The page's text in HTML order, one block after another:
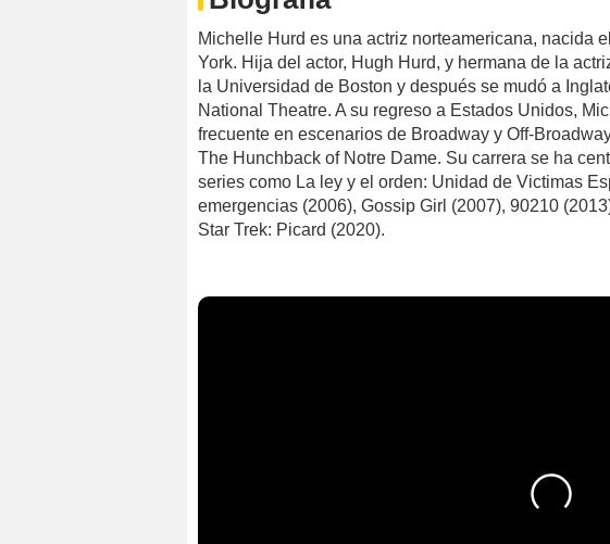
Michelle Hurd es una actriz norteamericana, nacida
York. Hija del actor, Hugh Hurd, y hermana de la
la Universidad de Boston y después se mudó a
National Theatre. A su regreso a Estados Unidos,
frecuente en escenarios de Broadway y Off-
The Hunchback of Notre Dame. Su carrera se ha
series como La ley y el orden: Unidad de Victimas
emergencias (2006), Gossip Girl (2007), 90210
Star Trek: Picard (2020).